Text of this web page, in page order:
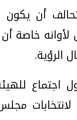
أن يكون
لأوانه
الرؤية.
لانتخابات